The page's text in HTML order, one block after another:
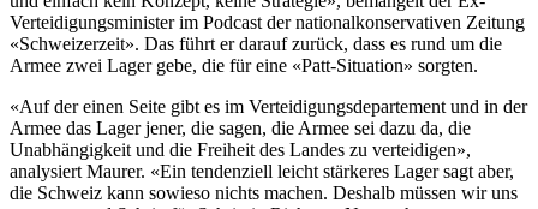
Verteidigungsminister im Podcast der nationalkonservativen Zeitung
«Schweizerzeit». Das führt er darauf zurück, dass es rund um die
Armee zwei Lager gebe, die für eine «Patt-Situation» sorgten.
«Auf der einen Seite gibt es im Verteidigungsdepartement und in der
Armee das Lager jener, die sagen, die Armee sei dazu da, die
Unabhängigkeit und die Freiheit des Landes zu verteidigen»,
analysiert Maurer. «Ein tendenziell leicht stärkeres Lager sagt aber,
die Schweiz kann sowieso nichts machen. Deshalb müssen wir uns